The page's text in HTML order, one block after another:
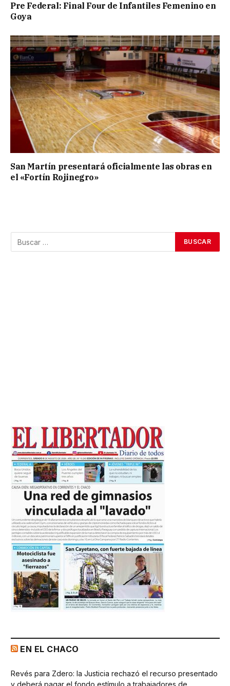
Pre Federal: Final Four de Infantiles Femenino en
Goya
San Martín presentará oficialmente las obras en
el «Fortín Rojinegro»
EN EL CHACO
Revés para Zdero: la Justicia rechazó el recurso presentado